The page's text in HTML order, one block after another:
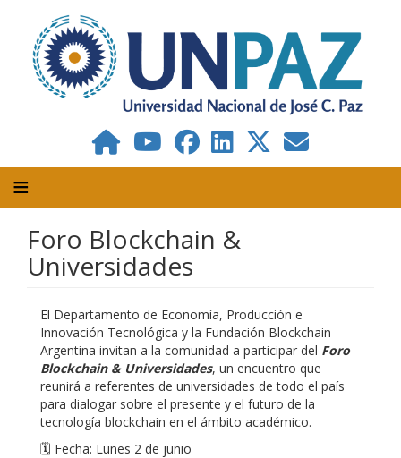
contenido
principal
Foro Blockchain &
Universidades
El Departamento de Economía, Producción e
Innovación Tecnológica y la Fundación Blockchain
Argentina invitan a la comunidad a participar del Foro
Blockchain & Universidades, un encuentro que
reunirá a referentes de universidades de todo el país
para dialogar sobre el presente y el futuro de la
tecnología blockchain en el ámbito académico.
🗓 Fecha: Lunes 2 de junio